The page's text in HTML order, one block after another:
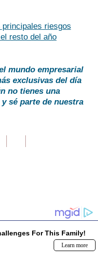
principales riesgos
resto del año
mundo empresarial
exclusivas del día
no tienes una
y sé parte de nuestra